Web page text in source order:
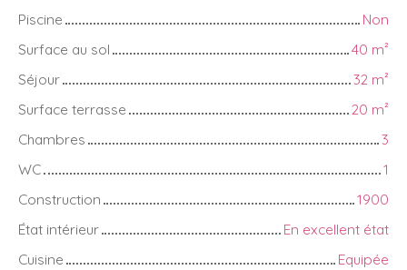
Piscine
Non
Surface au sol
40 m²
Séjour
32 m²
Surface terrasse
20 m²
Chambres
3
WC
1
Construction
1900
État intérieur
En excellent état
Cuisine
Equipée